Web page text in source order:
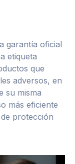
garantía oficial
etiqueta
que
adversos, en
su misma
más eficiente
protección